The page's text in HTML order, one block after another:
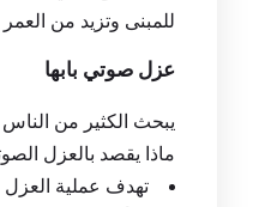
للمبنى وتزيد من
عزل صوتي بابها
يبحث الكثير من
ماذا يقصد بالعزل
تهدف عملية العزل